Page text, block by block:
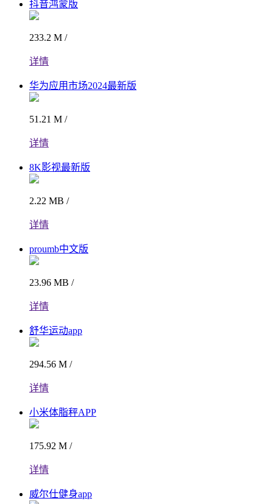
抖音鸿蒙版
233.2 M /
详情
华为应用市场2024最新版
51.21 M /
详情
8K影视最新版
2.22 MB /
详情
proumb中文版
23.96 MB /
详情
舒华运动app
294.56 M /
详情
小米体脂秤APP
175.92 M /
详情
威尔仕健身app